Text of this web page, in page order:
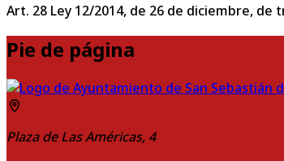
Art. 28 Ley 12/2014, de 26 de diciembre,
Pie de página
Plaza de Las Américas, 4